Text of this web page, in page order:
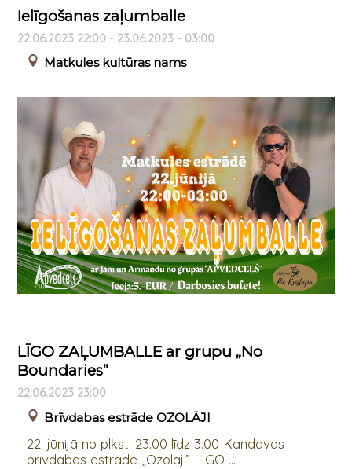
Ielīgošanas zaļumballe
22.06.2023 22:00 - 23.06.2023 - 03:00
Matkules kultūras nams
LĪGO ZAĻUMBALLE ar grupu „No
Boundaries”
22.06.2023 23:00
Brīvdabas estrāde OZOLĀJI
22. jūnijā no plkst. 23.00 līdz 3.00 Kandavas
brīvdabas estrādē „Ozolāji” LĪGO ...